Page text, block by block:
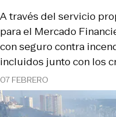
07 FEBRERO
A través del servicio
para el Mercado
con seguro contra
incluidos junto con los